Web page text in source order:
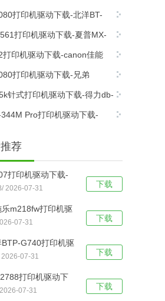
机驱动程序
官方版下载
打印机驱动下载-北洋BT-
v1.10官方版下载
打印机驱动下载-夏普MX-
v08.05.04.35官方版下载
打印机驱动下载-canon佳能
电脑版下载
打印机驱动下载-兄弟
动电脑版下载
针式打印机驱动下载-得力db-
驱动官方版下载
Pro打印机驱动下载-
荐
下载
打印机驱动下载-
打印机驱动电脑版
2026-07-31
下载
乐m218fw打印机驱
富士施乐m218fw打
官方版下载
07-31
下载
BTP-G740打印机驱
新北洋BTP-G740
驱动 v2.2.2.0官方版
2026-07-31
下载
打印机驱动下
ip2788打印机驱动
07-31